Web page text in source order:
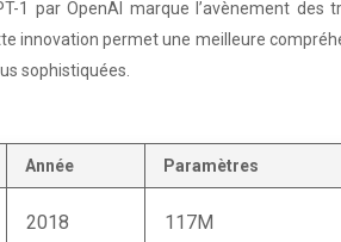
1 par OpenAI marque l’avènement
innovation permet une meilleure
sophistiquées.
Année Paramètres
2018 117M